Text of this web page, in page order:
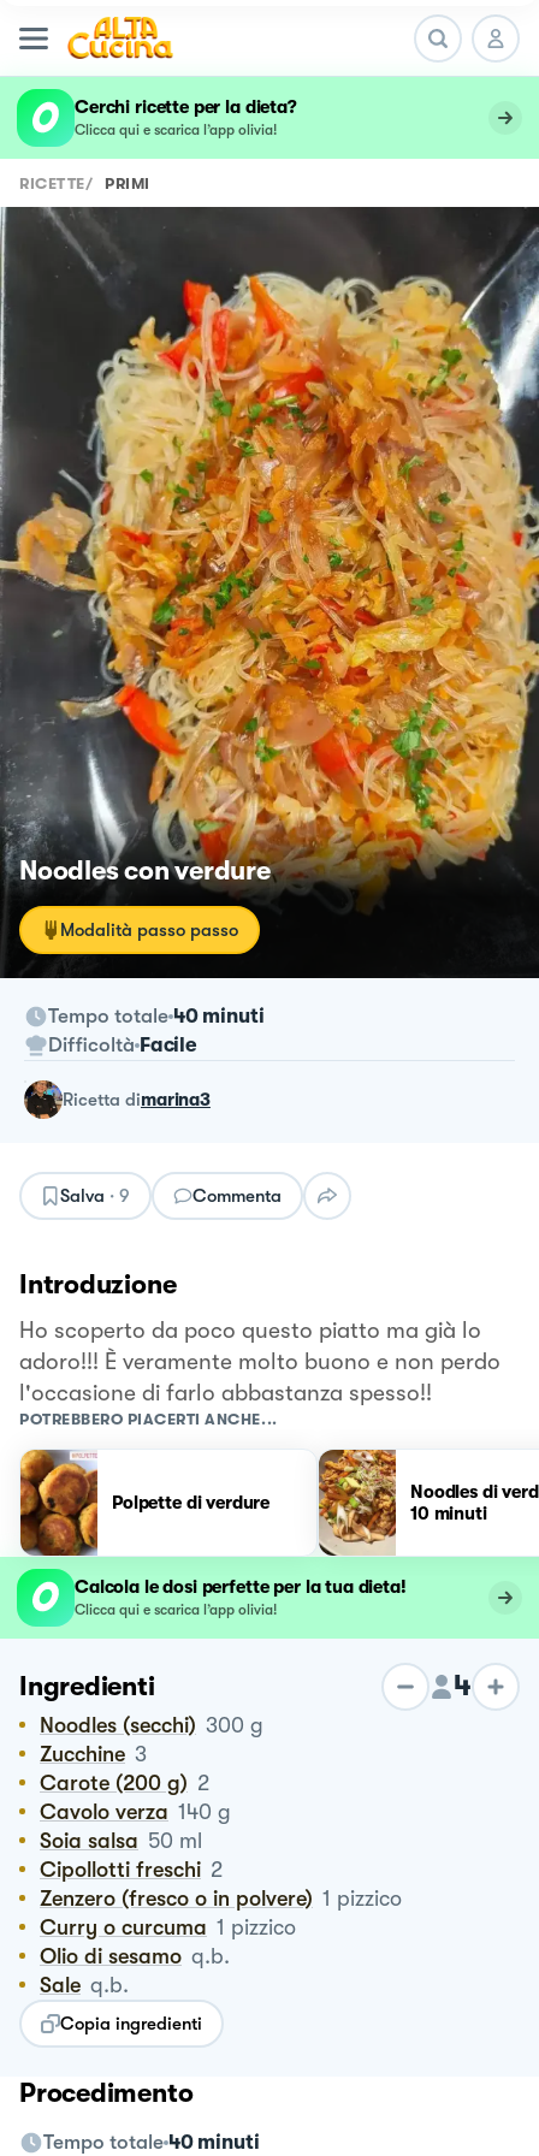
Cerchi ricette per la dieta?
Clicca qui e scarica l’app olivia!
RICETTE/ PRIMI
Noodles con verdure
Modalità passo passo
Tempo totale 40 minuti
Difficoltà Facile
ricetta dimarina3
Salva · 9 Commenta
Introduzione
Ho scoperto da poco questo piatto ma già lo
adoro!!! È veramente molto buono e non perdo
l'occasione di farlo abbastanza spesso!!
POTREBBERO PIACERTI ANCHE...
Polpette di verdure
Noodles di
10 minuti
Calcola le dosi perfette per la tua dieta!
Clicca qui e scarica l’app olivia!
Ingredienti 4
Noodles (secchi) 300 g
Zucchine 3
Carote (200 g) 2
Cavolo verza 140 g
Soia salsa 50 ml
Cipollotti freschi 2
Zenzero (fresco o in polvere) 1 pizzico
Curry o curcuma 1 pizzico
Olio di sesamo q.b.
Sale q.b.
Copia ingredienti
Procedimento
Tempo totale 40 minuti